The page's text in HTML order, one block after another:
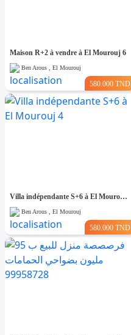
Maison R+2 à vendre à El Mourouj 6
Ben Arous , El Mourouj
580.000 TND
Villa indépendante S+6 à El Mourouj 4
Ben Arous , El Mourouj
580.000 TND